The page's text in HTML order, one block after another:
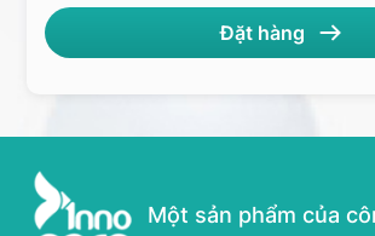
Một sản phẩm của